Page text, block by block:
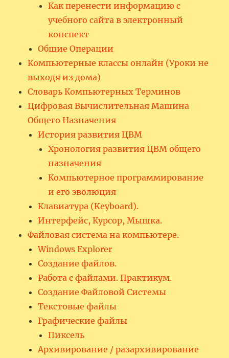
Как перенести информацию с
учебного сайта в электронный
конспект
Общие Операции
Компьютерные классы онлайн (Уроки не
выходя из дома)
Словарь Компьютерных Терминов
Цифровая Вычислительная Машина
Общего Назначения
История развития ЦВМ
Хронология развития ЦВМ общего
назначения
Компьютерное программирование
и его эволюция
Клавиатура (Keyboard).
Интерфейс, Курсор, Мышка.
Файловая система на компьютере.
Windows Explorer
Создание файлов.
Работа с файлами. Практикум.
Создание Файловой Системы
Текстовые файлы
Графические файлы
Пиксель
Архивирование / разархивирование